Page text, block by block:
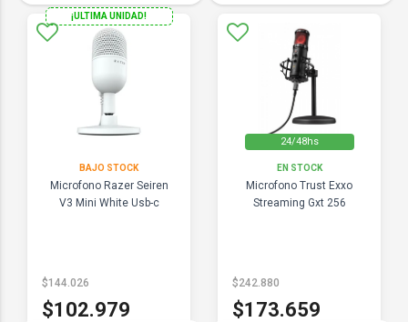
¡ULTIMA UNIDAD!
BAJO STOCK
Microfono Razer Seiren
V3 Mini White Usb-c
$144.026
$102.979
24/48hs
EN STOCK
Microfono Trust Exxo
Streaming Gxt 256
$242.880
$173.659